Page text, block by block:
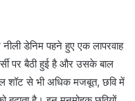
डेनिम पहने हुए एक लापरवाह
पर बैठी हुई है और उसके बाल
शॉट से भी अधिक मजबूत, छवि में